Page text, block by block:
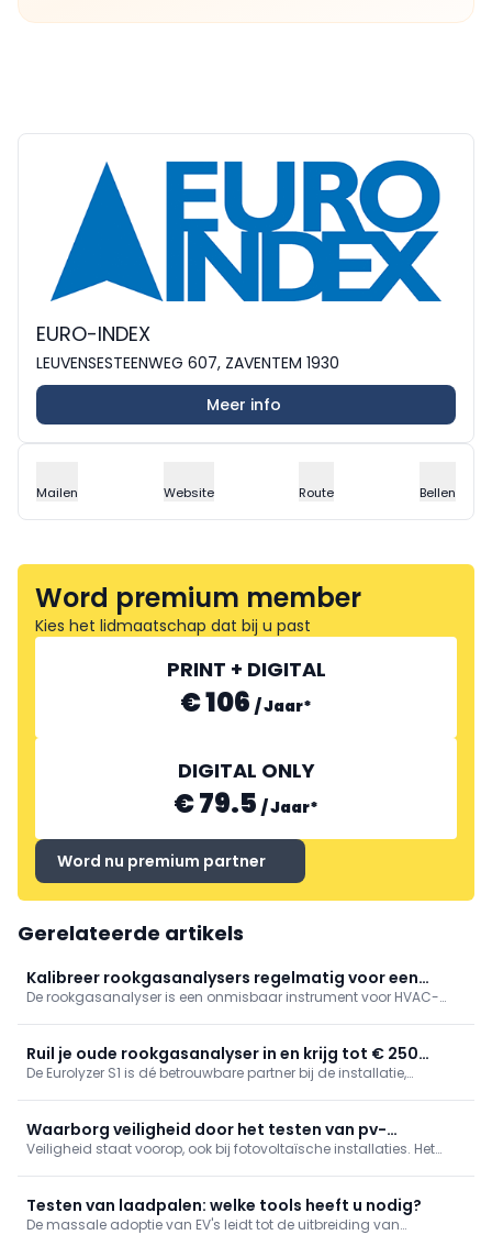
EURO-INDEX
LEUVENSESTEENWEG 607, ZAVENTEM 1930
Meer info
Mailen Website Route Bellen
Word premium member
Kies het lidmaatschap dat bij u past
PRINT + DIGITAL
€ 106 /Jaar*
DIGITAL ONLY
€ 79.5 /Jaar*
Word nu premium partner
Gerelateerde artikels
Kalibreer rookgasanalysers regelmatig voor een
optimale prestatie
De rookgasanalyser is een onmisbaar instrument voor HVAC-
INDEX voordelige en complete servicepakketten aan.
Ruil je oude rookgasanalyser in en krijg tot € 250
retour!
De Eurolyzer S1 is dé betrouwbare partner bij de installatie,
oude rookgasanalyser in en ontvang tot €250 cashback!
Waarborg veiligheid door het testen van pv-
installaties
Veiligheid staat voorop, ook bij fotovoltaïsche installaties. Het
de cruciale stappen voor noodzakelijke inspecties en tests ...
Testen van laadpalen: welke tools heeft u nodig?
De massale adoptie van EV's leidt tot de uitbreiding van